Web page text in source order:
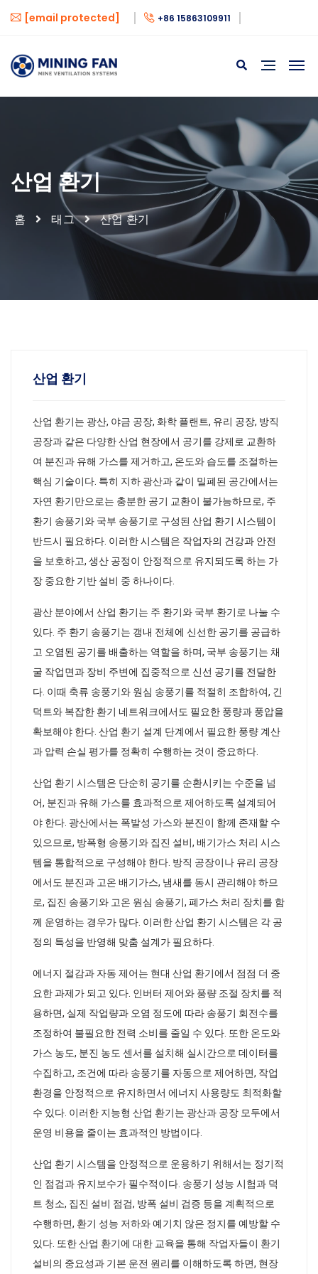
[email protected] +86 15863109911
산업 환기
홈 태그 산업 환기
산업 환기
산업 환기는 광산, 야금 공장, 화학 플랜트, 유리 공장, 방직
공장과 같은 다양한 산업 현장에서 공기를 강제로 교환하
여 분진과 유해 가스를 제거하고, 온도와 습도를 조절하는
핵심 기술이다. 특히 지하 광산과 같이 밀폐된 공간에서는
자연 환기만으로는 충분한 공기 교환이 불가능하므로, 주
환기 송풍기와 국부 송풍기로 구성된 산업 환기 시스템이
반드시 필요하다. 이러한 시스템은 작업자의 건강과 안전
을 보호하고, 생산 공정이 안정적으로 유지되도록 하는 가
장 중요한 기반 설비 중 하나이다.
광산 분야에서 산업 환기는 주 환기와 국부 환기로 나눌 수
있다. 주 환기 송풍기는 갱내 전체에 신선한 공기를 공급하
고 오염된 공기를 배출하는 역할을 하며, 국부 송풍기는 채
굴 작업면과 장비 주변에 집중적으로 신선 공기를 전달한
다. 이때 축류 송풍기와 원심 송풍기를 적절히 조합하여, 긴
덕트와 복잡한 환기 네트워크에서도 필요한 풍량과 풍압을
확보해야 한다. 산업 환기 설계 단계에서 필요한 풍량 계산
과 압력 손실 평가를 정확히 수행하는 것이 중요하다.
산업 환기 시스템은 단순히 공기를 순환시키는 수준을 넘
어, 분진과 유해 가스를 효과적으로 제어하도록 설계되어
야 한다. 광산에서는 폭발성 가스와 분진이 함께 존재할 수
있으므로, 방폭형 송풍기와 집진 설비, 배기가스 처리 시스
템을 통합적으로 구성해야 한다. 방직 공장이나 유리 공장
에서도 분진과 고온 배기가스, 냄새를 동시 관리해야 하므
로, 집진 송풍기와 고온 원심 송풍기, 폐가스 처리 장치를 함
께 운영하는 경우가 많다. 이러한 산업 환기 시스템은 각 공
정의 특성을 반영해 맞춤 설계가 필요하다.
에너지 절감과 자동 제어는 현대 산업 환기에서 점점 더 중
요한 과제가 되고 있다. 인버터 제어와 풍량 조절 장치를 적
용하면, 실제 작업량과 오염 정도에 따라 송풍기 회전수를
조정하여 불필요한 전력 소비를 줄일 수 있다. 또한 온도와
가스 농도, 분진 농도 센서를 설치해 실시간으로 데이터를
수집하고, 조건에 따라 송풍기를 자동으로 제어하면, 작업
환경을 안정적으로 유지하면서 에너지 사용량도 최적화할
수 있다. 이러한 지능형 산업 환기는 광산과 공장 모두에서
운영 비용을 줄이는 효과적인 방법이다.
산업 환기 시스템을 안정적으로 운용하기 위해서는 정기적
인 점검과 유지보수가 필수적이다. 송풍기 성능 시험과 덕
트 청소, 집진 설비 점검, 방폭 설비 검증 등을 계획적으로
수행하면, 환기 성능 저하와 예기치 않은 정지를 예방할 수
있다. 또한 산업 환기에 대한 교육을 통해 작업자들이 환기
설비의 중요성과 기본 운전 원리를 이해하도록 하면, 현장